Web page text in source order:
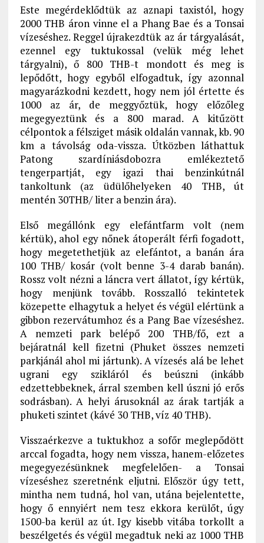
Este megérdeklődtük az aznapi taxistól, hogy
2000 THB áron vinne el a Phang Bae és a Tonsai
vízeséshez. Reggel újrakezdtük az ár tárgyalását,
ezennel egy tuktukossal (velük még lehet
tárgyalni), ő 800 THB-t mondott és meg is
lepődőtt, hogy egyből elfogadtuk, így azonnal
magyarázkodni kezdett, hogy nem jól értette és
1000 az ár, de meggyőztük, hogy előzőleg
megegyeztünk és a 800 marad. A kitűzött
célpontok a félsziget másik oldalán vannak, kb. 90
km a távolság oda-vissza. Útközben láthattuk
Patong szardíniásdobozra emlékeztető
tengerpartját, egy igazi thai benzinkútnál
tankoltunk (az üdülőhelyeken 40 THB, út
mentén 30THB/ liter a benzin ára).
Első megállónk egy elefántfarm volt (nem
kértük), ahol egy nőnek átoperált férfi fogadott,
hogy megetethetjük az elefántot, a banán ára
100 THB/ kosár (volt benne 3-4 darab banán).
Rossz volt nézni a láncra vert állatot, így kértük,
hogy menjünk tovább. Rosszalló tekintetek
közepette elhagytuk a helyet és végül elértünk a
gibbon rezervátumhoz és a Pang Bae vízeséshez.
A nemzeti park belépő 200 THB/fő, ezt a
bejáratnál kell fizetni (Phuket összes nemzeti
parkjánál ahol mi jártunk). A vízesés alá be lehet
ugrani egy szikláról és beúszni (inkább
edzettebbeknek, árral szemben kell úszni jó erős
sodrásban). A helyi árusoknál az árak tartják a
phuketi szintet (kávé 30 THB, víz 40 THB).
Visszaérkezve a tuktukhoz a sofőr meglepődött
arccal fogadta, hogy nem vissza, hanem-előzetes
megegyezésünknek megfelelően- a Tonsai
vízeséshez szeretnénk eljutni. Először úgy tett,
mintha nem tudná, hol van, utána bejelentette,
hogy ő ennyiért nem tesz ekkora kerülőt, úgy
1500-ba kerül az út. Igy kisebb vitába torkollt a
beszélgetés és végül megadtuk neki az 1000 THB